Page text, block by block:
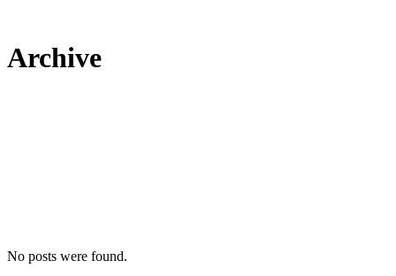
Archive
No posts were found.